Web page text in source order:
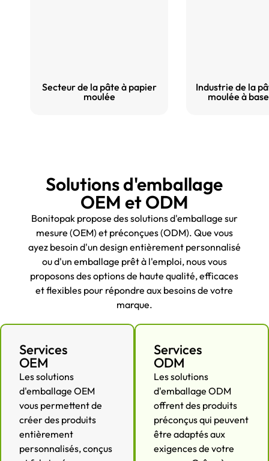
Secteur de la pâte à papier
moulée
Industrie de la
moulée à
Solutions d'emballage
OEM et ODM
Bonitopak propose des solutions d'emballage sur
mesure (OEM) et préconçues (ODM). Que vous
ayez besoin d'un design entièrement personnalisé
ou d'un emballage prêt à l'emploi, nous vous
proposons des options de haute qualité, efficaces
et flexibles pour répondre aux besoins de votre
marque.
Services
OEM
Les solutions
d'emballage OEM
vous permettent de
créer des produits
entièrement
personnalisés, conçus
Services
ODM
Les solutions
d'emballage ODM
offrent des produits
préconçus qui peuvent
être adaptés aux
exigences de votre